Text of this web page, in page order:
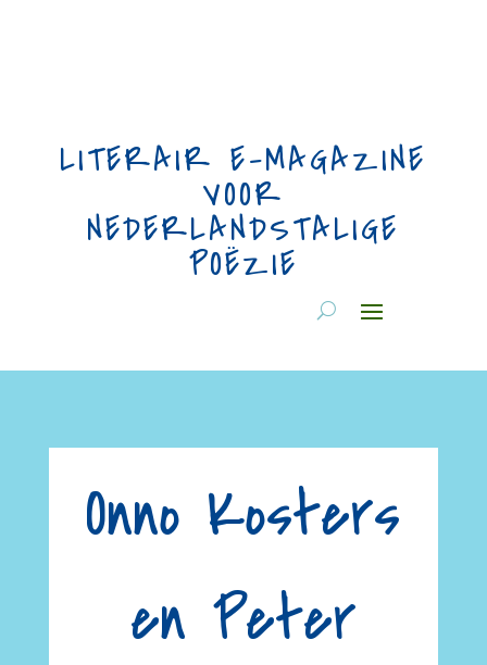
LITERAIR E-MAGAZINE
VOOR
NEDERLANDSTALIGE
POËZIE
Onno Kosters
en Peter